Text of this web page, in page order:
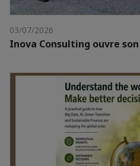
03/07/2026
Inova Consulting ouvre